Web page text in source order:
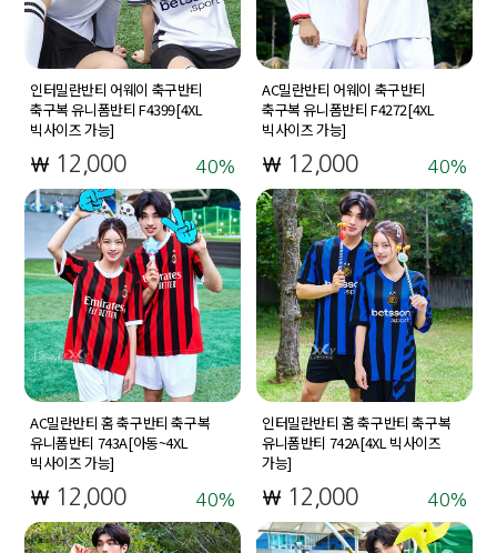
인터밀란반티 어웨이 축구반티
축구복 유니폼반티 F4399[4XL
빅사이즈 가능]
12,000 40
AC밀란반티 어웨이 축구반티
축구복 유니폼반티 F4272[4XL
빅사이즈 가능]
12,000 40
AC밀란반티 홈 축구반티 축구복
유니폼반티 743A[아동~4XL
빅사이즈 가능]
12,000 40
인터밀란반티 홈 축구반티 축구복
유니폼반티 742A[4XL 빅사이즈
가능]
12,000 40